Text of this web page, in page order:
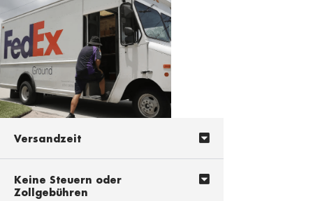
Versandzeit
Keine Steuern oder
Zollgebühren